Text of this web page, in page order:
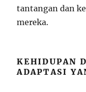
tantangan dan
mereka.
KEHIDUPAN
ADAPTASI